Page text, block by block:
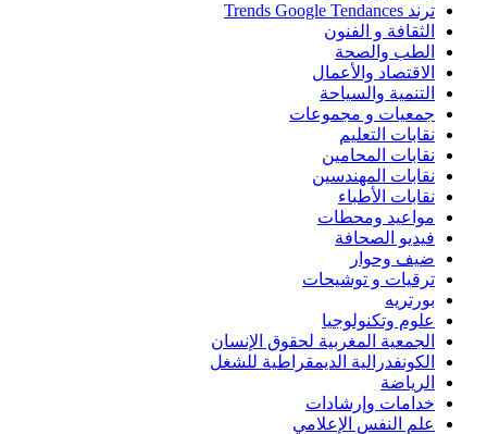
ترند Trends Google Tendances
الثقافة و الفنون
الطب والصحة
الاقتصاد والأعمال
التنمية والسياحة
جمعيات و مجموعات
نقابات التعليم
نقابات المحامين
نقابات المهندسين
نقابات الأطباء
مواعيد ومحطات
فيديو الصحافة
ضيف وحوار
ترقيات و توشيحات
بورتريه
علوم وتكنولوجيا
الجمعية المغربية لحقوق الإنسان
الكونفدرالية الديمقراطية للشغل
الرياضة
خدامات وإرشادات
علم النفس الإعلامي